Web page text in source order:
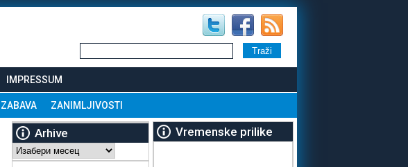
IMPRESSUM
ZABAVA ZANIMLJIVOSTI
Arhive
Arhive
Vremenske prilike